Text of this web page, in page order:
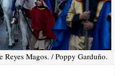
Reyes Magos. / Poppy Garduño.